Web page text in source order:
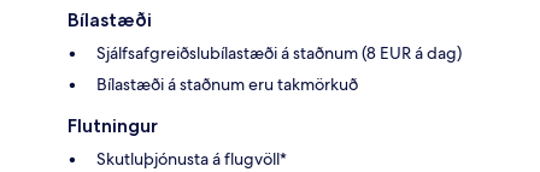
Bílastæði
Sjálfsafgreiðslubílastæði á staðnum (8 EUR á dag)
Bílastæði á staðnum eru takmörkuð
Flutningur
Skutluþjónusta á flugvöll*